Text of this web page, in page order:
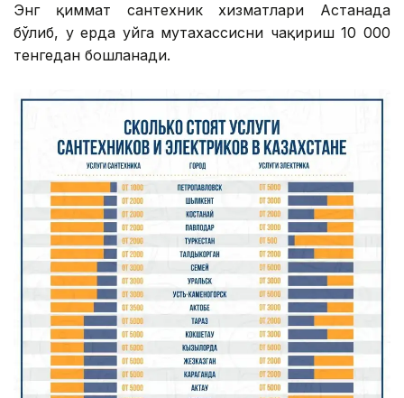
Энг қиммат сантехник хизматлари Астанада
бўлиб, у ерда уйга мутахассисни чақириш 10 000
тенгедан бошланади.